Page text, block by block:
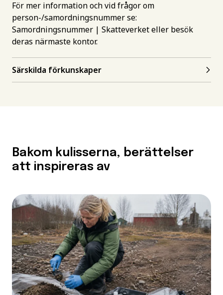
För mer information och vid frågor om
person-/samordningsnummer se:
Samordningsnummer | Skatteverketeller besök
deras närmaste kontor.
Särskilda förkunskaper
Bakom kulisserna, berättelser
att inspireras av